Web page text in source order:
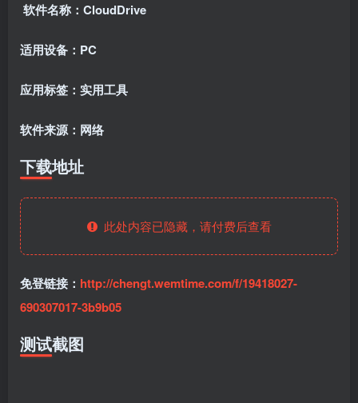
软件名称： CloudDrive
适用设备： PC
应用标签： 实用工具
软件来源： 网络
下载地址
此处内容已隐藏，请付费后查看
免登链接： http://chengt.wemtime.com/f/19418027-
690307017-3b9b05
测试截图